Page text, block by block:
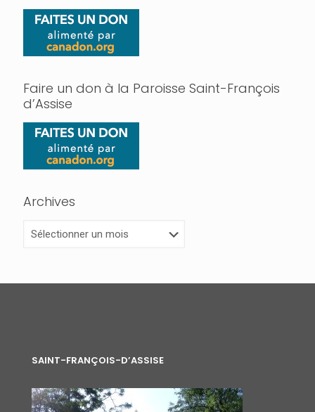
Faire un don à la Paroisse Saint-François
d’Assise
Archives
SAINT-FRANÇOIS-D’ASSISE